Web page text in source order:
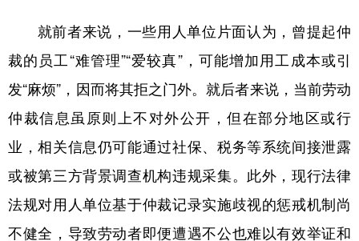
陕西 甘肃 青海 宁夏
新疆 内蒙古 黑龙江
多语种频道
English Español Français عربى
Русский язык 日本語 한국어
就前者来说，一些用人单位片面认为，曾提起仲
裁的员工“难管理”“爱较真”，可能增加用工成本或引
发“麻烦”，因而将其拒之门外。就后者来说，当前劳动
仲裁信息虽原则上不对外公开，但在部分地区或行
业，相关信息仍可能通过社保、税务等系统间接泄露
或被第三方背景调查机构违规采集。此外，现行法律
法规对用人单位基于仲裁记录实施歧视的惩戒机制尚
不健全，导致劳动者即便遭遇不公也难以有效举证和